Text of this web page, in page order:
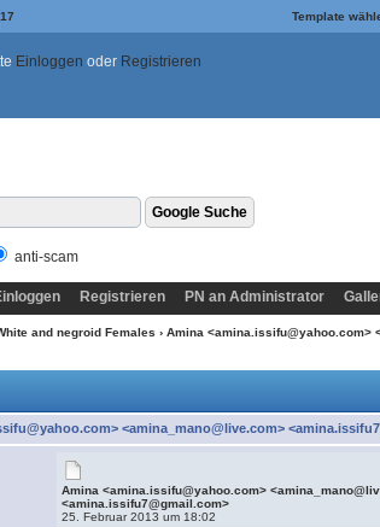
Template
Einloggen oder Registrieren
anti-scam
Registrieren PN an Administrator
and negroid Females › Amina
<amina_mano@live.com>
Amina <amina.issifu@yahoo.com>
<amina.issifu7@gmail.com>
25. Februar 2013 um 18:02